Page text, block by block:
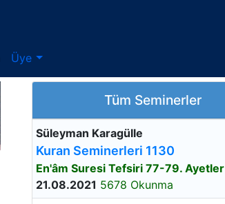
Üye
Tüm Seminerler
Süleyman Karagülle
Kuran Seminerleri 1130
En'âm Suresi Tefsiri 77-79. Ayetler
21.08.2021 5678 Okunma